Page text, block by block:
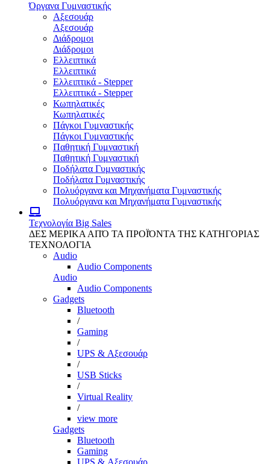
Όργανα Γυμναστικής
Αξεσουάρ
Αξεσουάρ
Διάδρομοι
Διάδρομοι
Ελλειπτικά
Ελλειπτικά
Ελλειπτικά - Stepper
Ελλειπτικά - Stepper
Κωπηλατικές
Κωπηλατικές
Πάγκοι Γυμναστικής
Πάγκοι Γυμναστικής
Παθητική Γυμναστική
Παθητική Γυμναστική
Ποδήλατα Γυμναστικής
Ποδήλατα Γυμναστικής
Πολυόργανα και Μηχανήματα Γυμναστικής
Πολυόργανα και Μηχανήματα Γυμναστικής
Τεχνολογία Big Sales
ΔΕΣ ΜΕΡΙΚΑ ΑΠΌ ΤΑ ΠΡΟΪΌΝΤΑ ΤΗΣ ΚΑΤΗΓΟΡΙΑΣ
ΤΕΧΝΟΛΟΓΙΑ
Audio
Audio Components
Audio
Audio Components
Gadgets
Bluetooth
/
Gaming
/
UPS & Αξεσουάρ
/
USB Sticks
/
Virtual Reality
/
view more
Gadgets
Bluetooth
Gaming
UPS & Αξεσουάρ